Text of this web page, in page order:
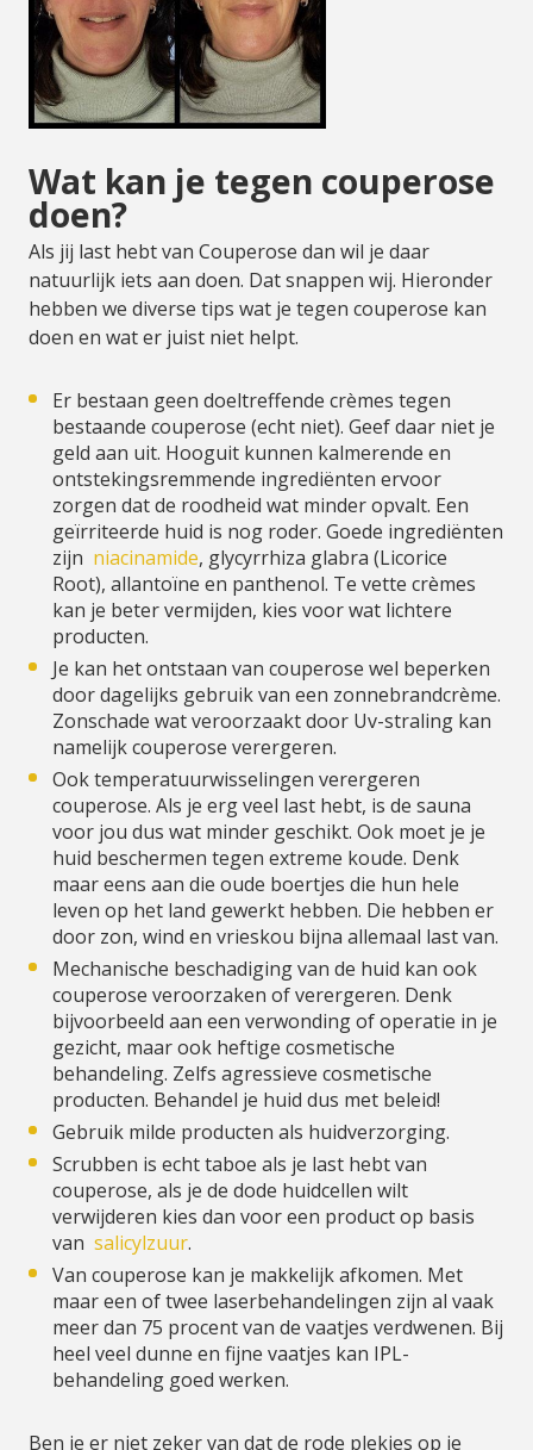
Wat kan je tegen couperose
doen?
Als jij last hebt van Couperose dan wil je daar
natuurlijk iets aan doen. Dat snappen wij. Hieronder
hebben we diverse tips wat je tegen couperose kan
doen en wat er juist niet helpt.
Er bestaan geen doeltreffende crèmes tegen
bestaande couperose (echt niet). Geef daar niet je
geld aan uit. Hooguit kunnen kalmerende en
ontstekingsremmende ingrediënten ervoor
zorgen dat de roodheid wat minder opvalt. Een
geïrriteerde huid is nog roder. Goede ingrediënten
zijn niacinamide, glycyrrhiza glabra (Licorice
Root), allantoïne en panthenol. Te vette crèmes
kan je beter vermijden, kies voor wat lichtere
producten.
Je kan het ontstaan van couperose wel beperken
door dagelijks gebruik van een zonnebrandcrème.
Zonschade wat veroorzaakt door Uv-straling kan
namelijk couperose verergeren.
Ook temperatuurwisselingen verergeren
couperose. Als je erg veel last hebt, is de sauna
voor jou dus wat minder geschikt. Ook moet je je
huid beschermen tegen extreme koude. Denk
maar eens aan die oude boertjes die hun hele
leven op het land gewerkt hebben. Die hebben er
door zon, wind en vrieskou bijna allemaal last van.
Mechanische beschadiging van de huid kan ook
couperose veroorzaken of verergeren. Denk
bijvoorbeeld aan een verwonding of operatie in je
gezicht, maar ook heftige cosmetische
behandeling. Zelfs agressieve cosmetische
producten. Behandel je huid dus met beleid!
Gebruik milde producten als huidverzorging.
Scrubben is echt taboe als je last hebt van
couperose, als je de dode huidcellen wilt
verwijderen kies dan voor een product op basis
van salicylzuur.
Van couperose kan je makkelijk afkomen. Met
maar een of twee laserbehandelingen zijn al vaak
meer dan 75 procent van de vaatjes verdwenen. Bij
heel veel dunne en fijne vaatjes kan IPL-
behandeling goed werken.
Ben je er niet zeker van dat de rode plekjes op je